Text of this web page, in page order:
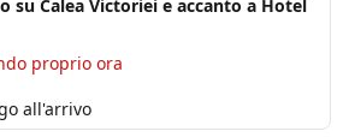
su Calea Victoriei e accanto a Hotel
proprio ora
all'arrivo